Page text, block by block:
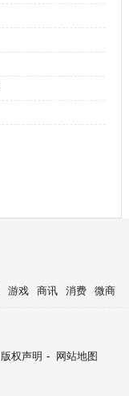
游戏 商讯 消费 微商
版权声明 -
网站地图